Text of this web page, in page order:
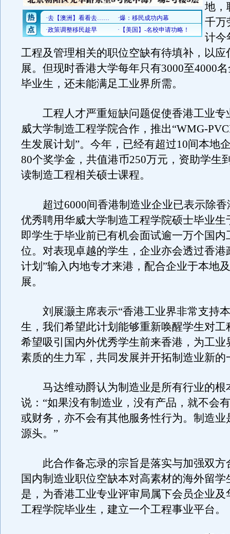
地，
千万
计今
工程及管理相关的职位空缺有待填补，以应
展。但现时香港大学每年只有3000至4000
毕业生，还未能满足工业界所需。
工程人才严重短缺问题促使香港工业专
威大学制造工程学院合作，推出“WMG-
生发展计划”。今年，已经有超过10间本地
80个奖学金，共值港币250万元，资助学生
读制造工程相关硕士课程。
超过6000间香港制造业企业已表示除香
优秀聘用华威大学制造工程学院硕士毕业生
即学生于毕业前已有机会面试逾一万个国内
位。对表现卓越的学生，企业亦会透过香港
计划”输入内地专才来港，配合企业于本地
展。
刘展灏主席表示“香港工业界非常支持
生，我们希望此计划能够重新唤醒学生对工
希望吸引国内外优秀学生前来香港，为工业
素质的生力军，共同发展并开拓制造业新的
马达维动爵认为制造业是所有行业的根
说：“如果没有制造业，没有产品，就不会
或财务，亦不会有其他服务性行为。制造业
源头。”
此合作备忘录的宗旨是落实与加强双方
国内制造业职位空缺本对高素材的海外留学
是，为香港工业专业评审局属下会员企业及
工程学院毕业生，建立一个工程事业平台。